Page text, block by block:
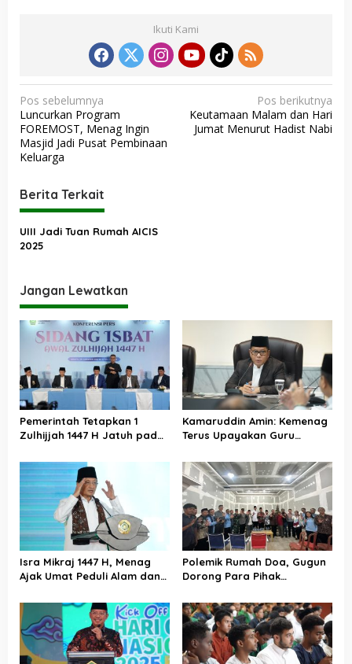
Ikuti Kami
N
a
v
i
g
a
s
i
o
s
Pos sebelumnya
Luncurkan Program
FOREMOST, Menag Ingin
Masjid Jadi Pusat Pembinaan
Keluarga
Pos berikutnya
Keutamaan Malam dan Hari
Jumat Menurut Hadist Nabi
Berita Terkait
UIII Jadi Tuan Rumah AICIS
2025
Jangan Lewatkan
Pemerintah Tetapkan 1
Zulhijjah 1447 H Jatuh pada
Kamaruddin Amin: Kemenag
Terus Upayakan Guru
Diangkat PPPK
Isra Mikraj 1447 H, Menag
Ajak Umat Peduli Alam dan
Polemik Rumah Doa, Gugun
Dorong Para Pihak